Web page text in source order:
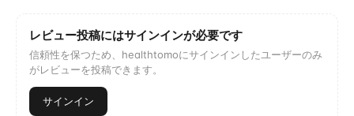
レビュー投稿にはサインインが必要です
信頼性を保つため、healthtomoにサインインしたユーザーのみ
がレビューを投稿できます。
サインイン